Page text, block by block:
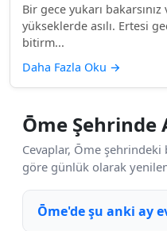
Bir gece yukarı
yükseklerde asılı. Ertesi
bitirm...
Daha Fazla Oku →
Ōme Şehrinde
Cevaplar, Ōme
göre günlük olarak
Ōme'de şu anki ay